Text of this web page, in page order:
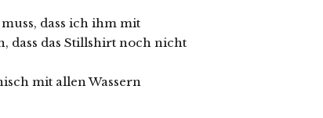
dass ich ihm mit
dass das Stillshirt noch nicht
mit allen Wassern